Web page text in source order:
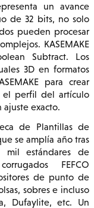
un avance
de 32 bits, no solo
pueden procesar
KASEMAKE
Subtract. Los
3D en formatos
para crear
el perfil del artículo
exacto.
de Plantillas de
se amplía año tras
estándares de
FEFCO
de punto de
sobres e incluso
Dufaylite, etc. Un